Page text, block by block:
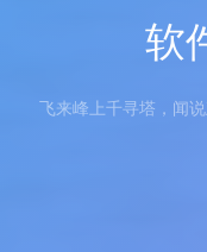
软
飞来峰上千寻塔，闻